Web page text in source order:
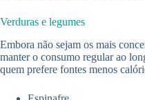
Verduras e legumes
Embora não sejam os mais
manter o consumo regular ao
quem prefere fontes menos